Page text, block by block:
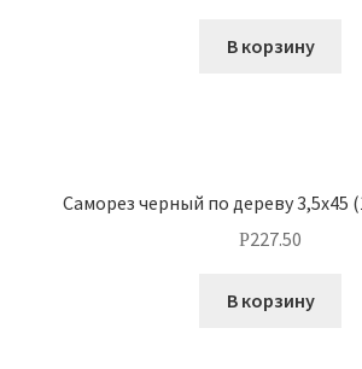
В корзину
Саморез черный по дереву 3,5х45
Р227.50
В корзину